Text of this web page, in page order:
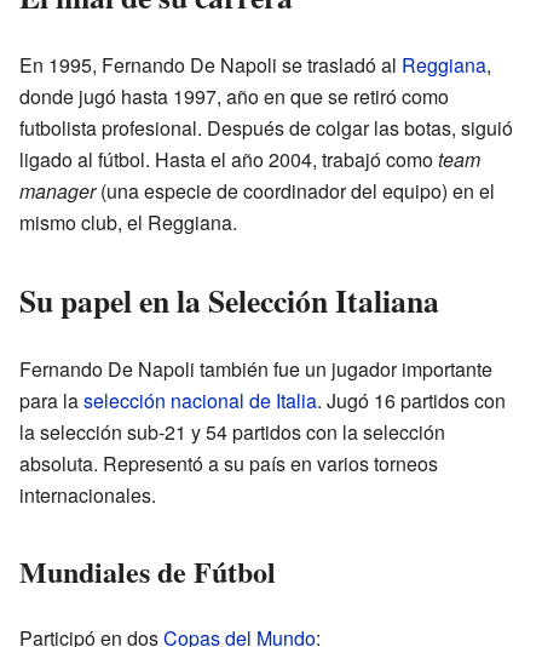
En 1995, Fernando De Napoli se trasladó al Reggiana,
donde jugó hasta 1997, año en que se retiró como
futbolista profesional. Después de colgar las botas, siguió
ligado al fútbol. Hasta el año 2004, trabajó comoteam
manager(una especie de coordinador del equipo) en el
mismo club, el Reggiana.
Su papel en la Selección Italiana
Fernando De Napoli también fue un jugador importante
para laselección nacional de Italia. Jugó 16 partidos con
la selección sub-21 y 54 partidos con la selección
absoluta. Representó a su país en varios torneos
internacionales.
Mundiales de Fútbol
Participó en dosCopas del Mundo: